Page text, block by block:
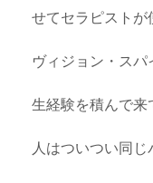
せてセラピストが
ヴィジョン・スパ
生経験を積んで来
人はついつい同